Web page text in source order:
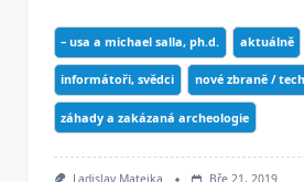
– usa a michael salla, ph.d. aktuálně
informátoři, svědci nové zbraně /
záhady a zakázaná archeologie